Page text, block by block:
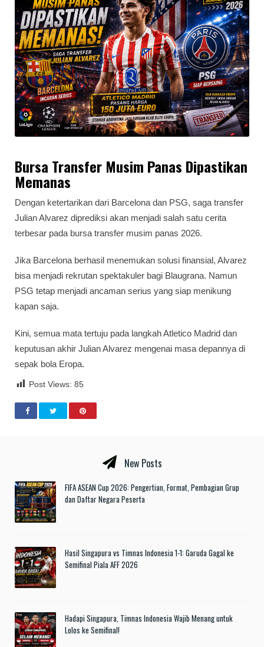
Bursa Transfer Musim Panas Dipastikan
Memanas
Dengan ketertarikan dari Barcelona dan PSG, saga transfer
Julian Alvarez diprediksi akan menjadi salah satu cerita
terbesar pada bursa transfer musim panas 2026.
Jika Barcelona berhasil menemukan solusi finansial, Alvarez
bisa menjadi rekrutan spektakuler bagi Blaugrana. Namun
PSG tetap menjadi ancaman serius yang siap menikung
kapan saja.
Kini, semua mata tertuju pada langkah Atletico Madrid dan
keputusan akhir Julian Alvarez mengenai masa depannya di
sepak bola Eropa.
Post Views: 85
New Posts
FIFA ASEAN Cup 2026: Pengertian, Format, Pembagian Grup
dan Daftar Negara Peserta
Hasil Singapura vs Timnas Indonesia 1-1: Garuda Gagal ke
Semifinal Piala AFF 2026
Hadapi Singapura, Timnas Indonesia Wajib Menang untuk
Lolos ke Semifinal!